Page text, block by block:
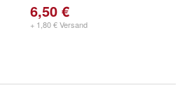
6,50 €
+ 1,80 € Versand